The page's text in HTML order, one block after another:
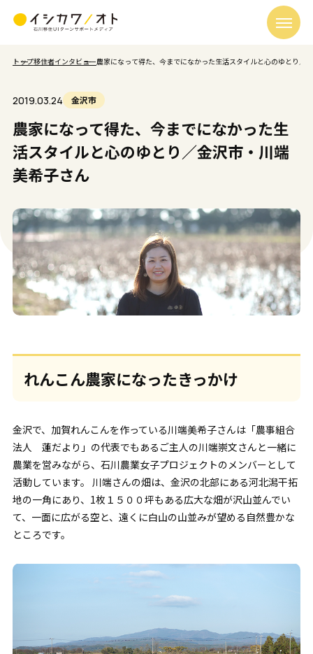
トップ移住者インタビュー農家になって得た、今までになかった生活スタイルと心のゆとり／
2019.03.24 金沢市
農家になって得た、今までになかった生
活スタイルと心のゆとり／金沢市・川端
美希子さん
れんこん農家になったきっかけ
金沢で、加賀れんこんを作っている川端美希子さんは「農事組合
法人 蓮だより」の代表でもあるご主人の川端崇文さんと一緒に
農業を営みながら、石川農業女子プロジェクトのメンバーとして
活動しています。 川端さんの畑は、金沢の北部にある河北潟干拓
地の一角にあり、1枚１５００坪もある広大な畑が沢山並んでい
て、一面に広がる空と、遠くに白山の山並みが望める自然豊かな
ところです。